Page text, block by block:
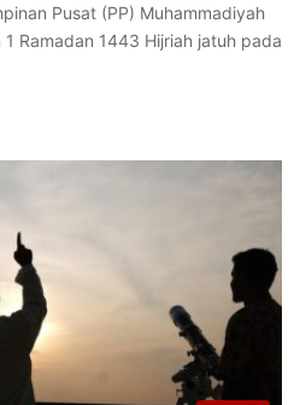
Pusat (PP) Muhammadiyah
Ramadan 1443 Hijriah jatuh pada